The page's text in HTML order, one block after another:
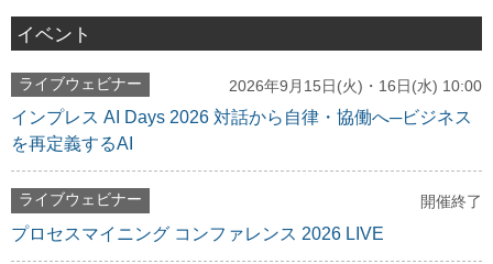
イベント
ライブウェビナー 2026年9月15日(火)・16日(水) 10:00
インプレス AI Days 2026 対話から自律・協働へ─ビジネス
を再定義するAI
ライブウェビナー 開催終了
プロセスマイニング コンファレンス 2026 LIVE